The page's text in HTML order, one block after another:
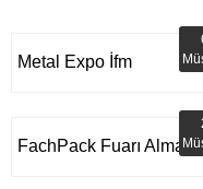
Metal Expo İfm
FachPack Fuarı